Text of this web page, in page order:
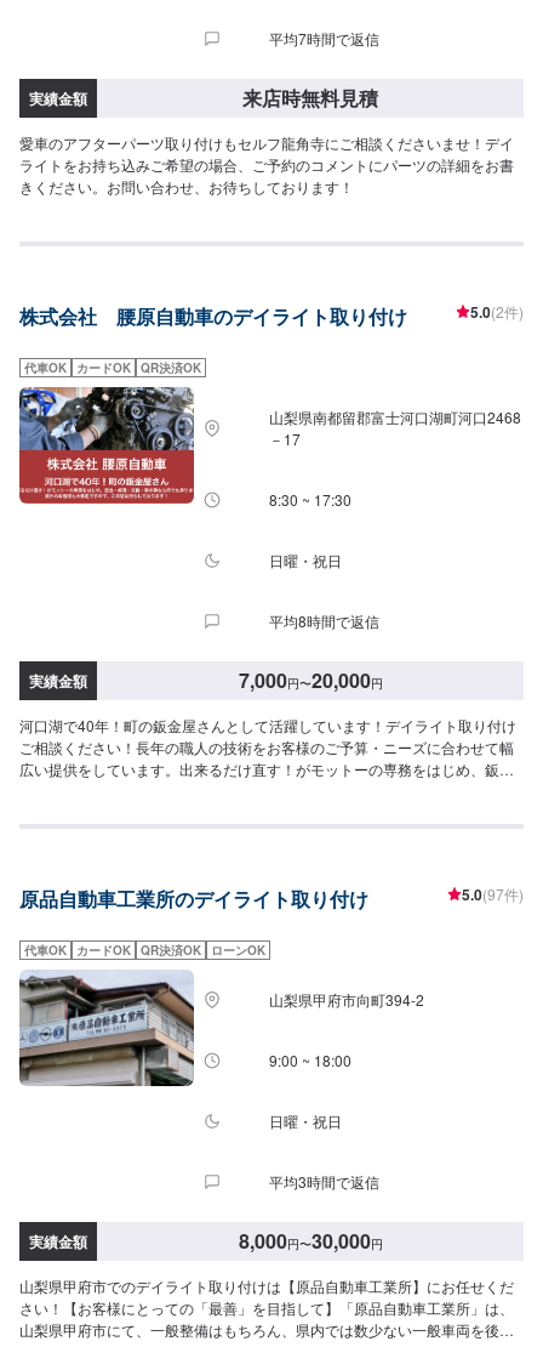
平均7時間で返信
実績金額 来店時無料見積
愛車のアフターパーツ取り付けもセルフ龍角寺にご相談くださいませ！デイ
ライトをお持ち込みご希望の場合、ご予約のコメントにパーツの詳細をお書
きください。お問い合わせ、お待ちしております！
株式会社 腰原自動車のデイライト取り付け 5.0(2件)
代車OK カードOK QR決済OK
山梨県南都留郡富士河口湖町河口2468
－17
8:30 ~ 17:30
日曜・祝日
平均8時間で返信
実績金額 7,000円〜20,000円
河口湖で40年！町の鈑金屋さんとして活躍しています！デイライト取り付け
ご相談ください！長年の職人の技術をお客様のご予算・ニーズに合わせて幅
広い提供をしています。出来るだけ直す！がモットーの専務をはじめ、鈑
オファーにてお問い合わせ【2】お見積り【3】お見積りにご納得いただけれ
い。-----パーツ持ち込みについて-----パーツの持ち込み可能です。オファーに
す。お車の作業中は代車をご利用ください。※代車の燃料代はお客様にご負担
いただいております。-----ご来店時の注意、受付方法-----当工場は河口湖方面
から１３７号線御坂みち沿いになります。入庫の際はお気をつけてお越しく
ださい。駐車スペースは事務所前の空いているスペースに駐車してくださ
い。受付はスタッフへ「メンテモで予約しました」とお伝えください。ご案
内いたします。【定休日・営業時間】定休日：日曜日、祝日営業時間：
8:30~17:30
原品自動車工業所のデイライト取り付け 5.0(97件)
代車OK カードOK QR決済OK ローンOK
山梨県甲府市向町394-2
9:00 ~ 18:00
日曜・祝日
平均3時間で返信
実績金額 8,000円〜30,000円
山梨県甲府市でのデイライト取り付けは【原品自動車工業所】にお任せくだ
さい！【お客様にとっての「最善」を目指して】「原品自動車工業所」は、
山梨県甲府市にて、一般整備はもちろん、県内では数少ない一般車両を後付